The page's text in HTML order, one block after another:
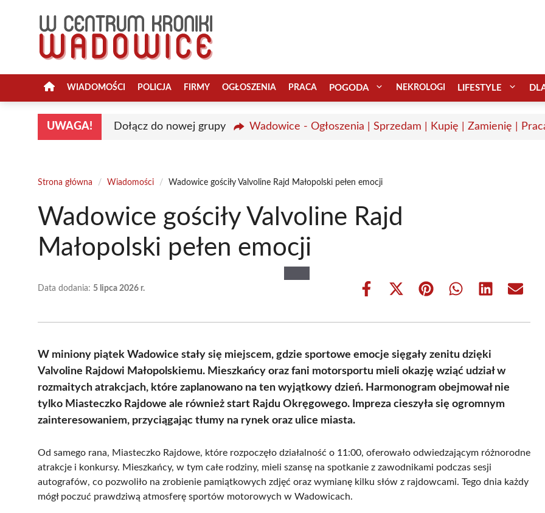
WIADOMOŚCI POLICJA FIRMY OGŁOSZENIA PRACA POGODA NEKROLOGI LIFESTYLE
UWAGA! Dołącz do nowej grupy Wadowice - Ogłoszenia | Sprzedam | Kupię | Zamienię |
Strona główna / Wiadomości / Wadowice gościły Valvoline Rajd Małopolski pełen emocji
Wadowice gościły Valvoline Rajd
Małopolski pełen emocji
Data dodania: 5 lipca 2026 r.
Share
Share
(Twitter)
Share Share Share Share
W miniony piątek Wadowice stały się miejscem, gdzie sportowe emocje sięgały zenitu dzięki
Valvoline Rajdowi Małopolskiemu. Mieszkańcy oraz fani motorsportu mieli okazję wziąć udział w
rozmaitych atrakcjach, które zaplanowano na ten wyjątkowy dzień. Harmonogram obejmował nie
tylko Miasteczko Rajdowe ale również start Rajdu Okręgowego. Impreza cieszyła się ogromnym
zainteresowaniem, przyciągając tłumy na rynek oraz ulice miasta.
Od samego rana, Miasteczko Rajdowe, które rozpoczęło działalność o 11:00, oferowało odwiedzającym różnorodne
atrakcje i konkursy. Mieszkańcy, w tym całe rodziny, mieli szansę na spotkanie z zawodnikami podczas sesji
autografów, co pozwoliło na zrobienie pamiątkowych zdjęć oraz wymianę kilku słów z rajdowcami. Tego dnia każdy
mógł poczuć prawdziwą atmosferę sportów motorowych w Wadowicach.